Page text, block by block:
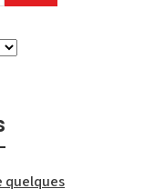
quelques